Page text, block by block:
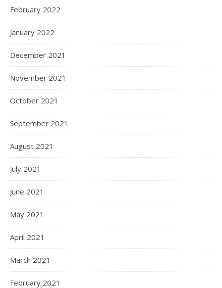
February 2022
January 2022
December 2021
November 2021
October 2021
September 2021
August 2021
July 2021
June 2021
May 2021
April 2021
March 2021
February 2021